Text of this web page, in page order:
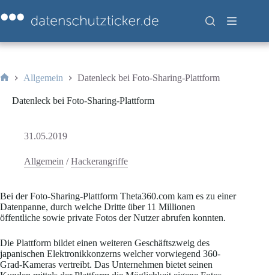
Inhalt
springen
Allgemein Datenleck bei Foto-Sharing-Plattform
Datenleck bei Foto-Sharing-Plattform
31.05.2019
Allgemein /Hackerangriffe
Bei der Foto-Sharing-Plattform Theta360.com kam es zu einer
Datenpanne, durch welche Dritte über 11 Millionen
öffentliche sowie private Fotos der Nutzer abrufen konnten.
Die Plattform bildet einen weiteren Geschäftszweig des
japanischen Elektronikkonzerns welcher vorwiegend 360-
Grad-Kameras vertreibt. Das Unternehmen bietet seinen